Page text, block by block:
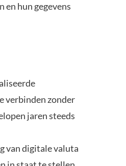
hun gegevens
verbinden zonder
jaren steeds
van digitale valuta